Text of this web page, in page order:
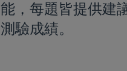
能，每題皆提供建
測驗成績。